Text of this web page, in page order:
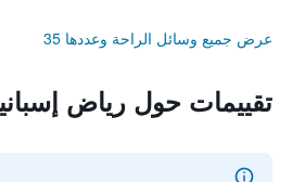
عرض جميع وسائل الراحة وعددها 35
تقييمات حول رياض